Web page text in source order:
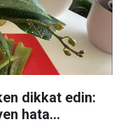
dikkat edin:
hata...